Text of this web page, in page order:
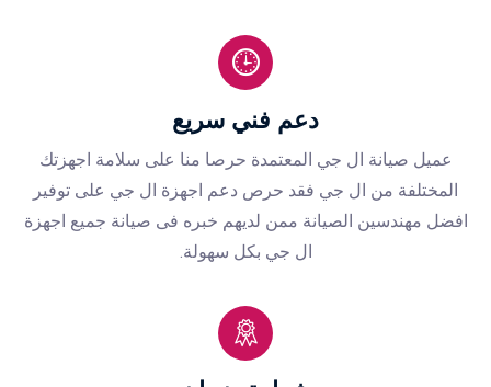
دعم فني سريع
عميل صيانة ال جي المعتمدة حرصا منا على سلامة اجهزتك
المختلفة من ال جي فقد حرص دعم اجهزة ال جي على توفير
افضل مهندسين الصيانة ممن لديهم خبره فى صيانة جميع اجهزة
ال جي بكل سهولة.